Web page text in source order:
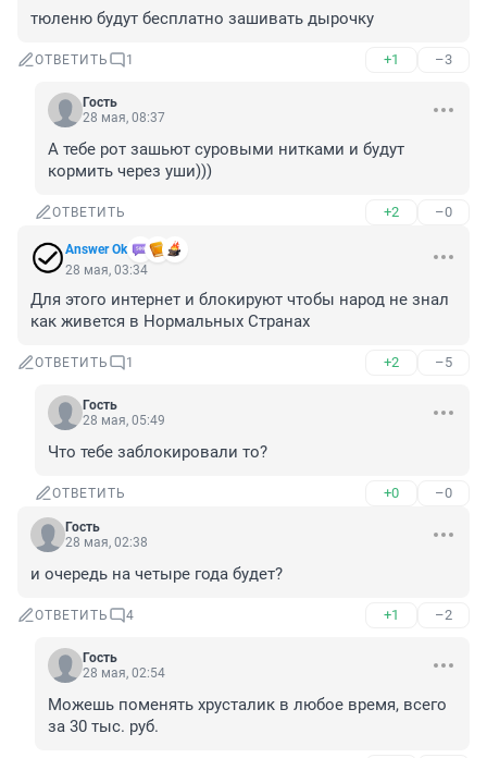
тюленю будут бесплатно зашивать дырочку
ОТВЕТИТЬ 1 +1 –3
Гость
28 мая, 08:37
А тебе рот зашьют суровыми нитками и будут
кормить через уши)))
ОТВЕТИТЬ +2 –0
Answer Ok
28 мая, 03:34
Для этого интернет и блокируют чтобы народ не знал
как живется в Нормальных Странах
ОТВЕТИТЬ 1 +2 –5
Гость
28 мая, 05:49
Что тебе заблокировали то?
ОТВЕТИТЬ +0 –0
Гость
28 мая, 02:38
и очередь на четыре года будет?
ОТВЕТИТЬ 4 +1 –2
Гость
28 мая, 02:54
Можешь поменять хрусталик в любое время, всего
за 30 тыс. руб.